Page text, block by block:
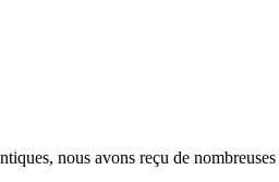
nous avons reçu de